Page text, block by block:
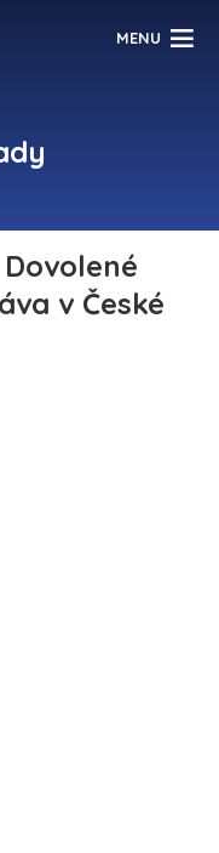
MENU
v České